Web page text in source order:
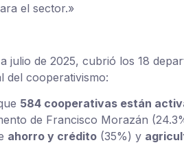
el sector.»
julio de 2025, cubrió los 18
del cooperativismo:
584 cooperativas están
de Francisco Morazán
ahorro y crédito (35%) y